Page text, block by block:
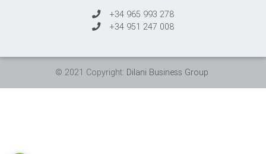
+34 965 993 278
+34 951 247 008
© 2021 Copyright: Dilani Business Group